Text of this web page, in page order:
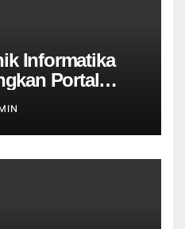
Informatika
Portal
Berbasis Web
4